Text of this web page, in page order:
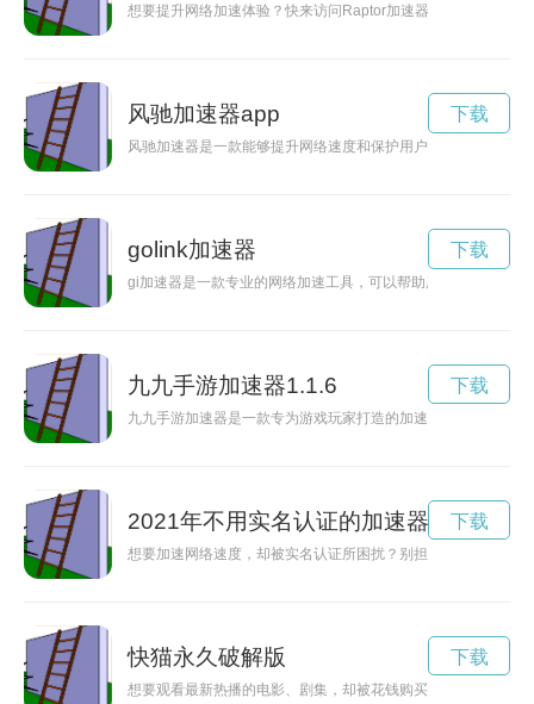
想要提升网络加速体验？快来访问Raptor加速器的官方下载网
风驰加速器app
风驰加速器是一款能够提升网络速度和保护用户隐私的软件，
下载
golink加速器
gi加速器是一款专业的网络加速工具，可以帮助用户优化网络
下载
九九手游加速器1.1.6
九九手游加速器是一款专为游戏玩家打造的加速工具，能够帮
下载
2021年不用实名认证的加速器
想要加速网络速度，却被实名认证所困扰？别担心！现在你可
下载
快猫永久破解版
想要观看最新热播的电影、剧集，却被花钱购买各种会员卡所
下载